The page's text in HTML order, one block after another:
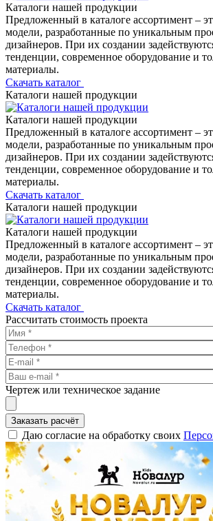
Каталоги нашей продукции
Предложенный в каталоге ассортимент –
модели, разработанные по уникальным
дизайнеров. При их создании
тенденции, современное оборудование и
материалы.
Скачать каталог
Каталоги нашей продукции
Каталоги нашей продукции
Предложенный в каталоге ассортимент –
модели, разработанные по уникальным
дизайнеров. При их создании
тенденции, современное оборудование и
материалы.
Скачать каталог
Каталоги нашей продукции
Каталоги нашей продукции
Предложенный в каталоге ассортимент –
модели, разработанные по уникальным
дизайнеров. При их создании
тенденции, современное оборудование и
материалы.
Скачать каталог
Рассчитать стоимость проекта
Чертеж или техническое задание
Заказать расчёт
Даю согласие на обработку своих